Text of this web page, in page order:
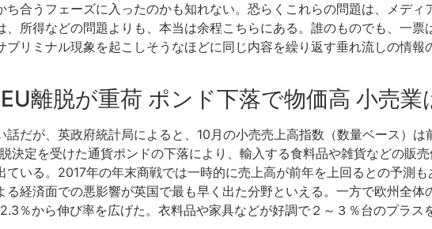
合うフェーズに入ったのかも知れない。恐らくこれらの問題は、メデ
所得などの問題よりも、本当は余程こちらにある。誰のものでも、一
リミナル現象を起こしそうなほどに同じ内容を繰り返す垂れ流しの情
離脱が重荷 ポンド下落で物価高 小売業
だが、英政府統計局によると、10月の小売売上高指数（数量ベース）
決定を受けた通貨ポンドの下落により、輸入する食料品や雑貨などの販
いる。2017年の年末商戦では一時的に売上高が前年を上回るとの予測も
経済面での悪影響が英国で最も早く出た分野といえる。一方で欧州全
％から伸び率を広げた。衣料品や家具などが好調で２～３％台のプラス